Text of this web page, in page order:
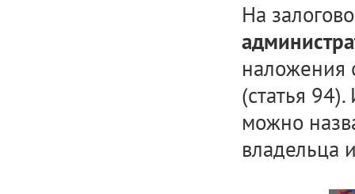
На
наложения
(статья
можно
владельца